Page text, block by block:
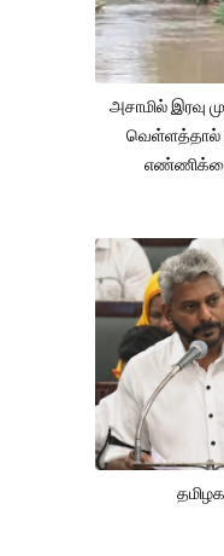
அசாமில் இரவு
வெள்ளத்தால்
எண்ணிக்கை